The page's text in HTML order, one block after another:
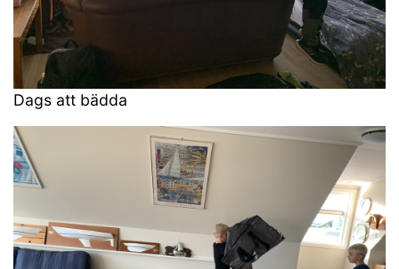
Dags att bädda